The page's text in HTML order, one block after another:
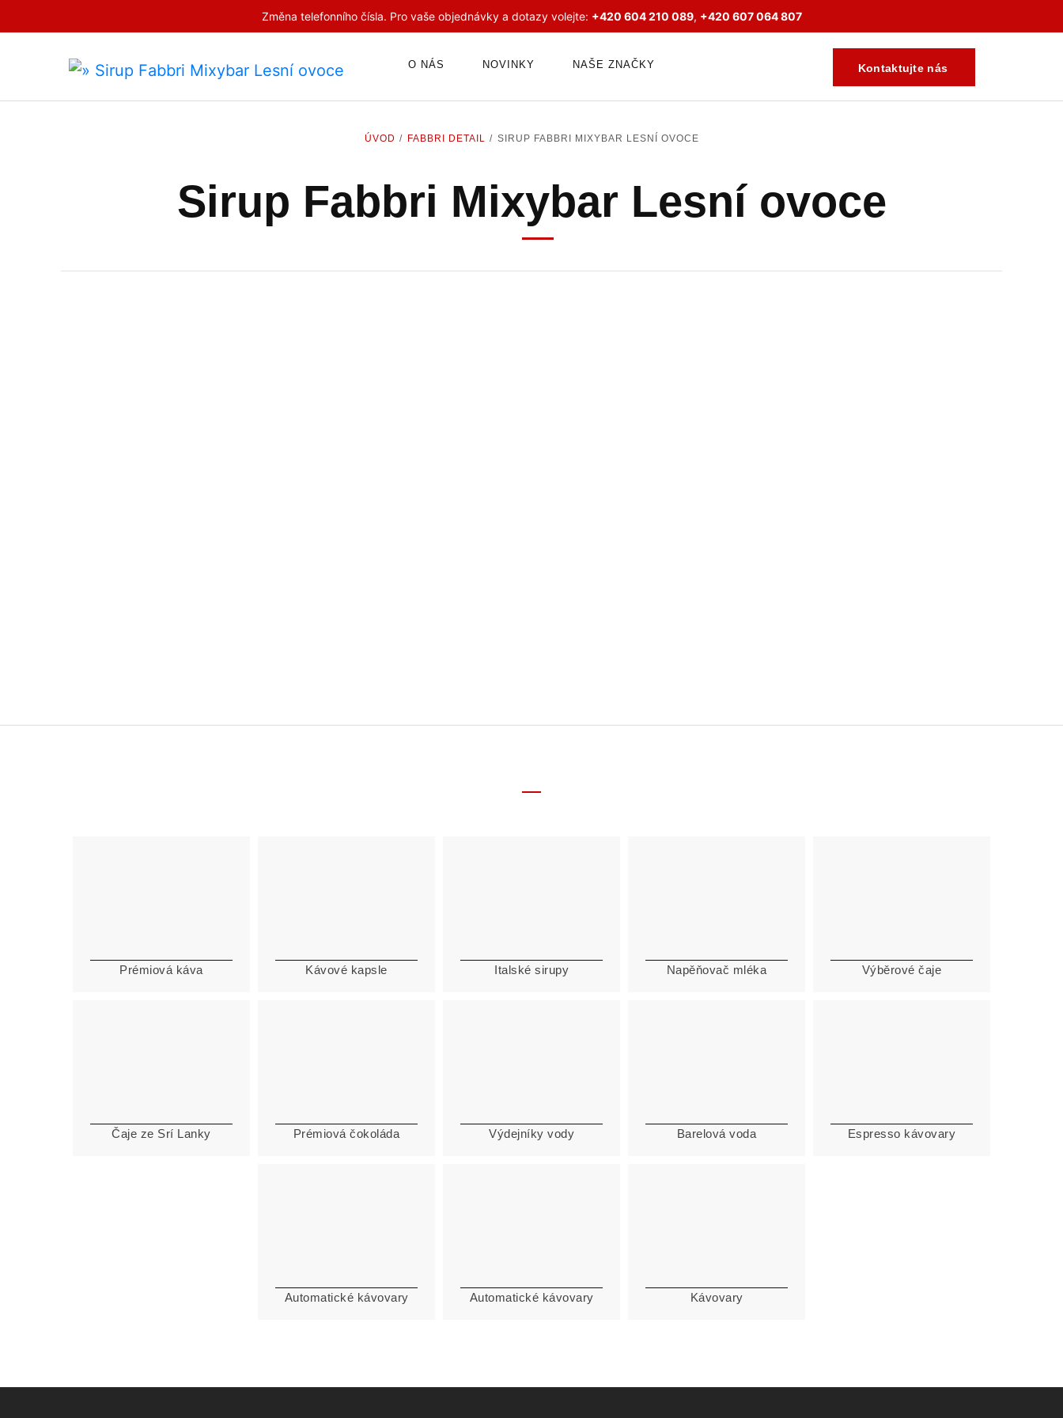
Změna telefonního čísla. Pro vaše objednávky a dotazy volejte: +420 604 210 089, +420 607 064 807
O NÁS NOVINKY NAŠE ZNAČKY Kontaktujte nás
ÚVOD FABBRI DETAIL SIRUP FABBRI MIXYBAR LESNÍ OVOCE
Sirup Fabbri Mixybar Lesní ovoce
Prémiová káva Kávové kapsle Italské sirupy Napěňovač mléka Výběrové čaje
Čaje ze Srí Lanky Prémiová čokoláda Výdejníky vody Barelová voda Espresso kávovary
Automatické kávovary Automatické kávovary Kávovary